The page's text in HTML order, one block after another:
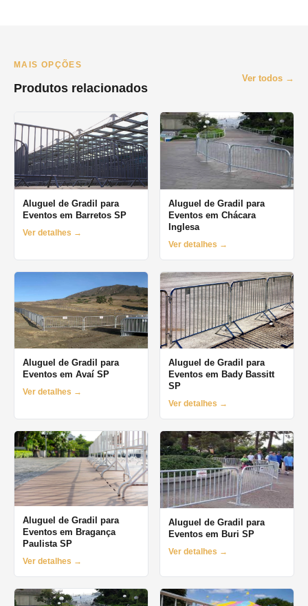
MAIS OPÇÕES
Produtos relacionados
Ver todos →
Aluguel de Gradil para
Eventos em Barretos SP
Ver detalhes →
Aluguel de Gradil para
Eventos em Chácara
Inglesa
Ver detalhes →
Aluguel de Gradil para
Eventos em Avaí SP
Ver detalhes →
Aluguel de Gradil para
Eventos em Bady Bassitt
SP
Ver detalhes →
Aluguel de Gradil para
Eventos em Bragança
Paulista SP
Ver detalhes →
Aluguel de Gradil para
Eventos em Buri SP
Ver detalhes →